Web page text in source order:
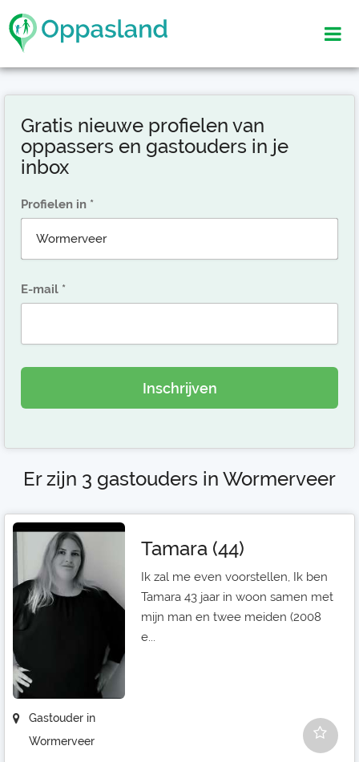
Gratis nieuwe profielen van
oppassers en gastouders in je
inbox
Profielen in
E-mail
Inschrijven
Er zijn 3 gastouders in Wormerveer
Gastouder in
Wormerveer
Tamara (44)
Ik zal me even voorstellen, Ik ben
Tamara 43 jaar in woon samen met
mijn man en twee meiden (2008
e...